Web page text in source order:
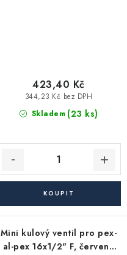
Skladem (23 ks)
344,23 Kč bez DPH
423,40 Kč
Mini kulový ventil pro pex-
al-pex 16x1/2" F, červená